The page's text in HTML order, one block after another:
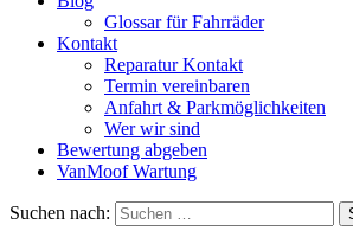
Glossar für Fahrräder
Kontakt
Reparatur Kontakt
Termin vereinbaren
Anfahrt & Parkmöglichkeiten
Wer wir sind
Bewertung abgeben
VanMoof Wartung
Suchen nach: